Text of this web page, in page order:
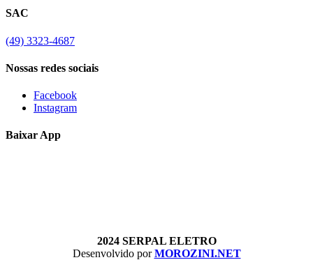
SAC
(49) 3323-4687
Nossas redes sociais
Facebook
Instagram
Baixar App
2024 SERPAL ELETRO
Desenvolvido porMOROZINI.NET